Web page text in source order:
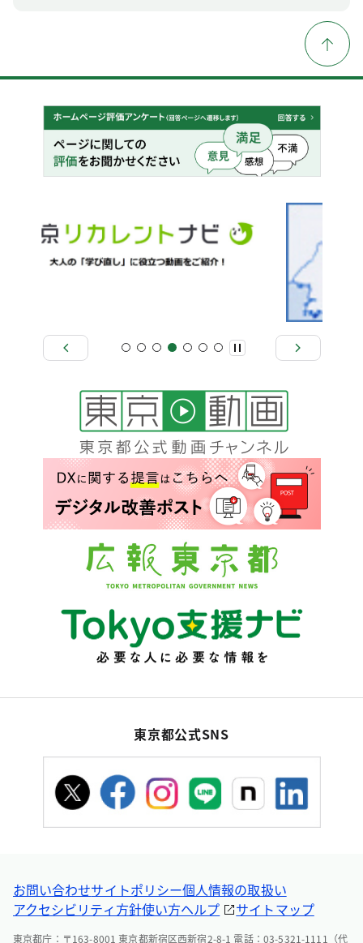
東京都公式SNS
お問い合わせサイトポリシー個人情報の取扱い
アクセシビリティ方針使い方ヘルプ サイトマップ
東京都庁：〒163-8001 東京都新宿区西新宿2-8-1 電話：03-5321-1111（代